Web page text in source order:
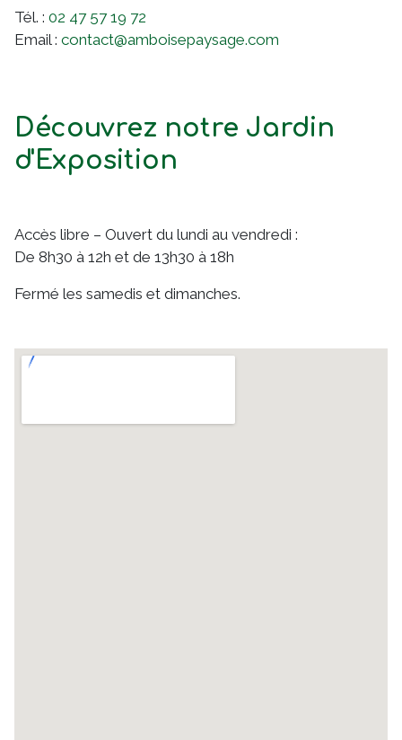
Tél. : 02 47 57 19 72
Email : contact@amboisepaysage.com
Découvrez notre Jardin
d'Exposition
Accès libre – Ouvert du lundi au vendredi :
De 8h30 à 12h et de 13h30 à 18h
Fermé les samedis et dimanches.